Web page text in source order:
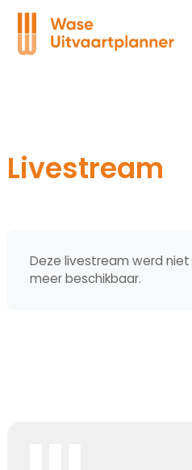
Livestream
Deze livestream werd
meer beschikbaar.